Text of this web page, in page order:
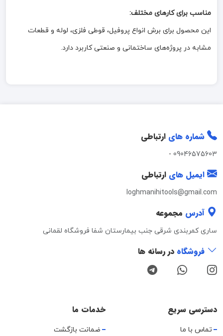
مناسب برای کارهای مختلف:
این محصول برای برش انواع پروفیل، قوطی فلزی، لوله و قطعات
مشابه در پروژه‌های ساختمانی و صنعتی کاربرد دارد.
شماره های ارتباطی
09046575603
-
ایمیل های ارتباطی
loghmanihitools@gmail.com
آدرس مجموعه
ساری کمربندی شرقی جنب بیمارستان شفا فروشگاه لقمانی
فروشگاه در رسانه ها
دسترسی سریع
تماس با ما
خدمات ما
ضمانت بازگشت